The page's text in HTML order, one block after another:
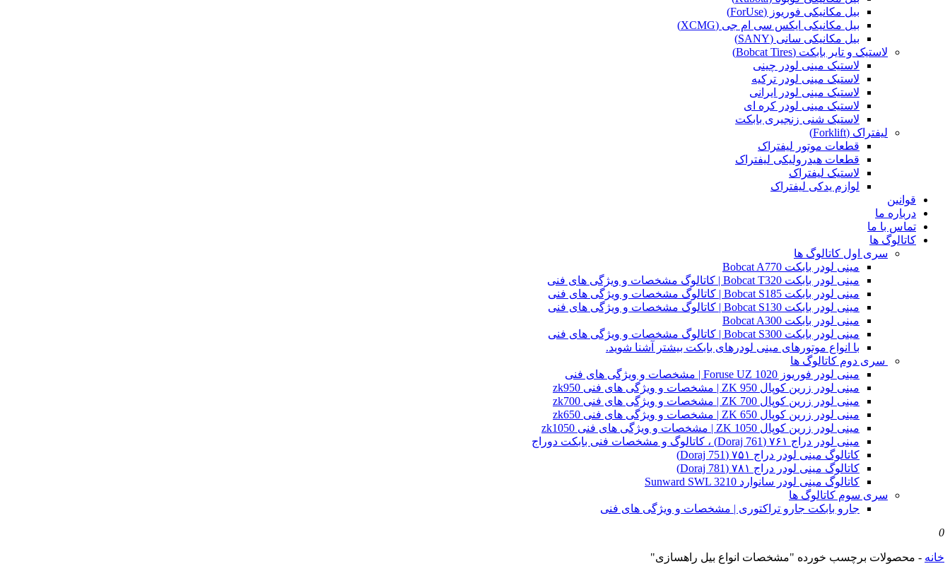
بیل مکانیکی فوریوز (ForUse)
بیل مکانیکی ایکس سی ام جی (XCMG)
بیل مکانیکی سانی (SANY)
لاستیک و تایر بابکت (Bobcat Tires)
لاستیک مینی لودر چینی
لاستیک مینی لودر ترکیه
لاستیک مینی لودر ایرانی
لاستیک مینی لودر کره ای
لاستیک شنی زنجیری بابکت
لیفتراک (Forklift)
قطعات موتور لیفتراک
قطعات هیدرولیکی لیفتراک
لاستیک لیفتراک
لوازم یدکی لیفتراک
قوانین
درباره ما
تماس با ما
کاتالوگ ها
سری اول کاتالوگ ها
مینی لودر بابکت Bobcat A770
مینی لودر بابکت Bobcat T320 | کاتالوگ مشخصات و ویژگی های فنی
مینی لودر بابکت Bobcat S185 | کاتالوگ مشخصات و ویژگی های فنی
مینی لودر بابکت Bobcat S130 | کاتالوگ مشخصات و ویژگی های فنی
مینی لودر بابکت Bobcat A300
مینی لودر بابکت Bobcat S300 | کاتالوگ مشخصات و ویژگی های فنی
با انواع موتورهای مینی لودرهای بابکت بیشتر آشنا شوید.
سری دوم کاتالوگ ها
مینی لودر فوریوز Foruse UZ 1020 | مشخصات و ویژگی های فنی
مینی لودر زرین کوپال ZK 950 | مشخصات و ویژگی های فنی zk950
مینی لودر زرین کوپال ZK 700 | مشخصات و ویژگی های فنی zk700
مینی لودر زرین کوپال ZK 650 | مشخصات و ویژگی های فنی zk650
مینی لودر زرین کوپال ZK 1050 | مشخصات و ویژگی های فنی zk1050
مینی لودر دراج ۷۶۱ (Doraj 761) ، کاتالوگ و مشخصات فنی بابکت دوراج
کاتالوگ مینی لودر دراج ۷۵۱ (Doraj 751)
کاتالوگ مینی لودر دراج ۷۸۱ (Doraj 781)
کاتالوگ مینی لودر سانوارد Sunward SWL 3210
سری سوم کاتالوگ ها
جارو بابکت جارو تراکتوری | مشخصات و ویژگی های فنی
0
خانه - محصولات برچسب خورده "مشخصات انواع بیل راهسازی"